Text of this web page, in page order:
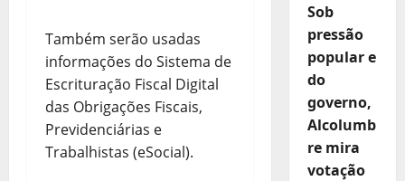
Também serão usadas
informações do Sistema de
Escrituração Fiscal Digital
das Obrigações Fiscais,
Previdenciárias e
Trabalhistas (eSocial).
Sob
pressão
popular e
do
governo,
Alcolumb
re mira
votação